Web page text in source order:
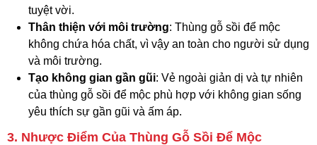
tuyệt vời.
Thân thiện với môi trường: Thùng gỗ sồi để mộc
không chứa hóa chất, vì vậy an toàn cho người sử dụng
và môi trường.
Tạo không gian gần gũi: Vẻ ngoài giản dị và tự nhiên
của thùng gỗ sồi để mộc phù hợp với không gian sống
yêu thích sự gần gũi và ấm áp.
3. Nhược Điểm Của Thùng Gỗ Sồi Để Mộc